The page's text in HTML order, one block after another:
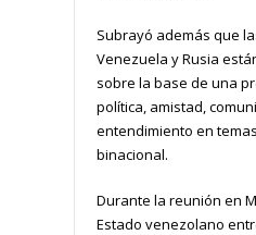
Subrayó además que
Venezuela y Rusia
sobre la base de una
política, amistad,
entendimiento en
binacional.
Durante la reunión en
Estado venezolano